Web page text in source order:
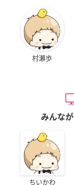
村瀬歩
みんな
ちいかわ